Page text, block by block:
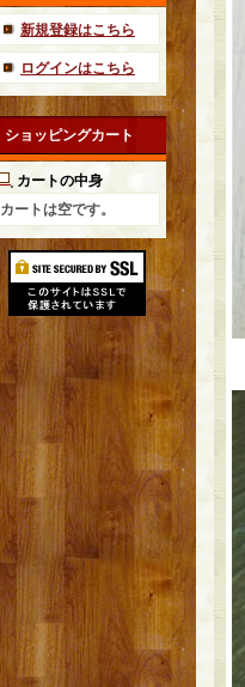
新規登録はこちら
ログインはこちら
ショッピングカート
カートの中身
カートは空です。